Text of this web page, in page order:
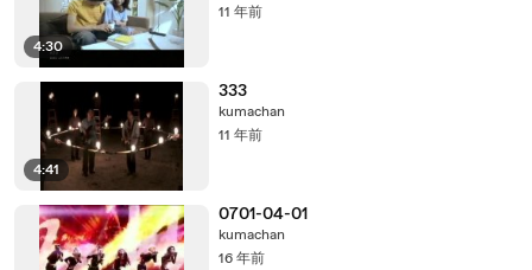
4:30
11 年前
4:41
333
kumachan
11 年前
0701-04-01
kumachan
16 年前